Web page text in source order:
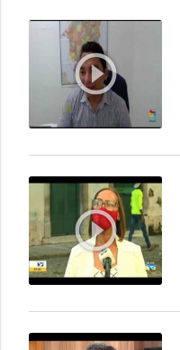
play_circle_outline
play_circle_outline